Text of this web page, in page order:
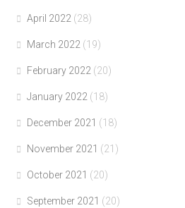
April 2022 (28)
March 2022 (19)
February 2022 (20)
January 2022 (18)
December 2021 (18)
November 2021 (21)
October 2021 (20)
September 2021 (20)